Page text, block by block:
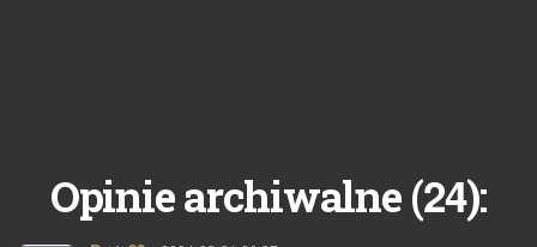
Opinie archiwalne (24):